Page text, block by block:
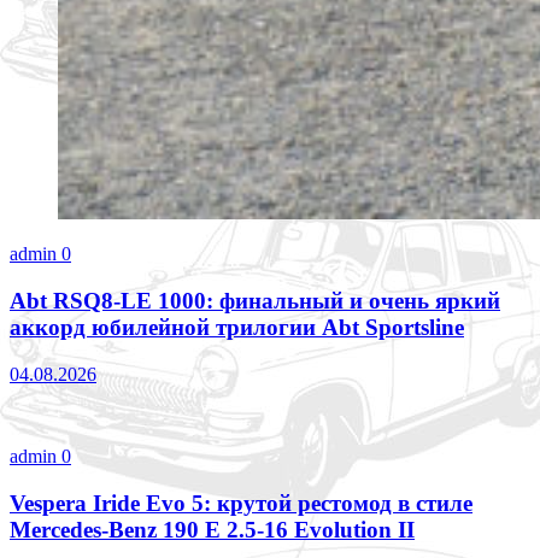
admin 0
Abt RSQ8-LE 1000: финальный и очень яркий
аккорд юбилейной трилогии Abt Sportsline
04.08.2026
admin 0
Vespera Iride Evo 5: крутой рестомод в стиле
Mercedes-Benz 190 E 2.5-16 Evolution II